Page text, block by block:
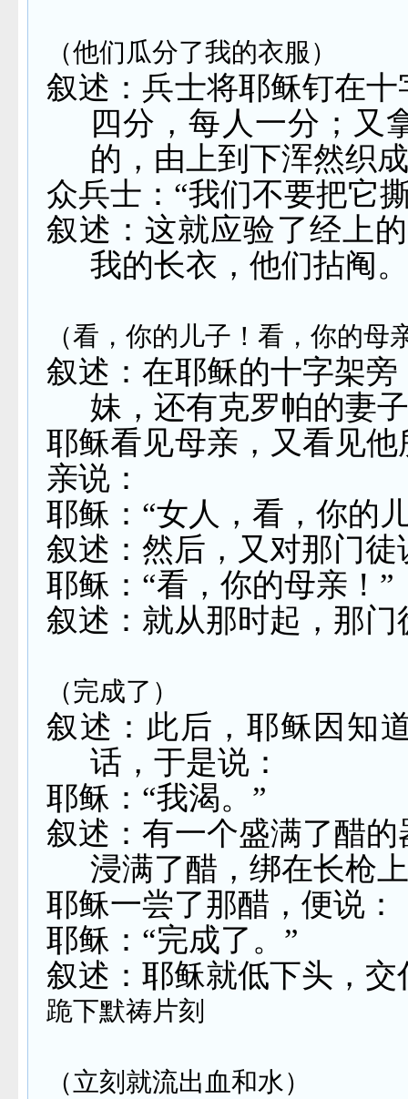
（他们瓜分了我的衣服）
叙述：兵士将耶稣钉在
四分，每人一分；又
的，由上到下浑然织
众兵士：“我们不要把它
叙述：这就应验了经上
我的长衣，他们拈阄
（看，你的儿子！看，你的母
叙述：在耶稣的十字架
妹，还有克罗帕的妻
耶稣看见母亲，又看见
亲说：
耶稣：“女人，看，你的
叙述：然后，又对那门徒
耶稣：“看，你的母亲！”
叙述：就从那时起，那
（完成了）
叙述：此后，耶稣因知
话，于是说：
耶稣：“我渴。”
叙述：有一个盛满了醋
浸满了醋，绑在长枪
耶稣一尝了那醋，便说：
耶稣：“完成了。”
叙述：耶稣就低下头，交
跪下默祷片刻
（立刻就流出血和水）